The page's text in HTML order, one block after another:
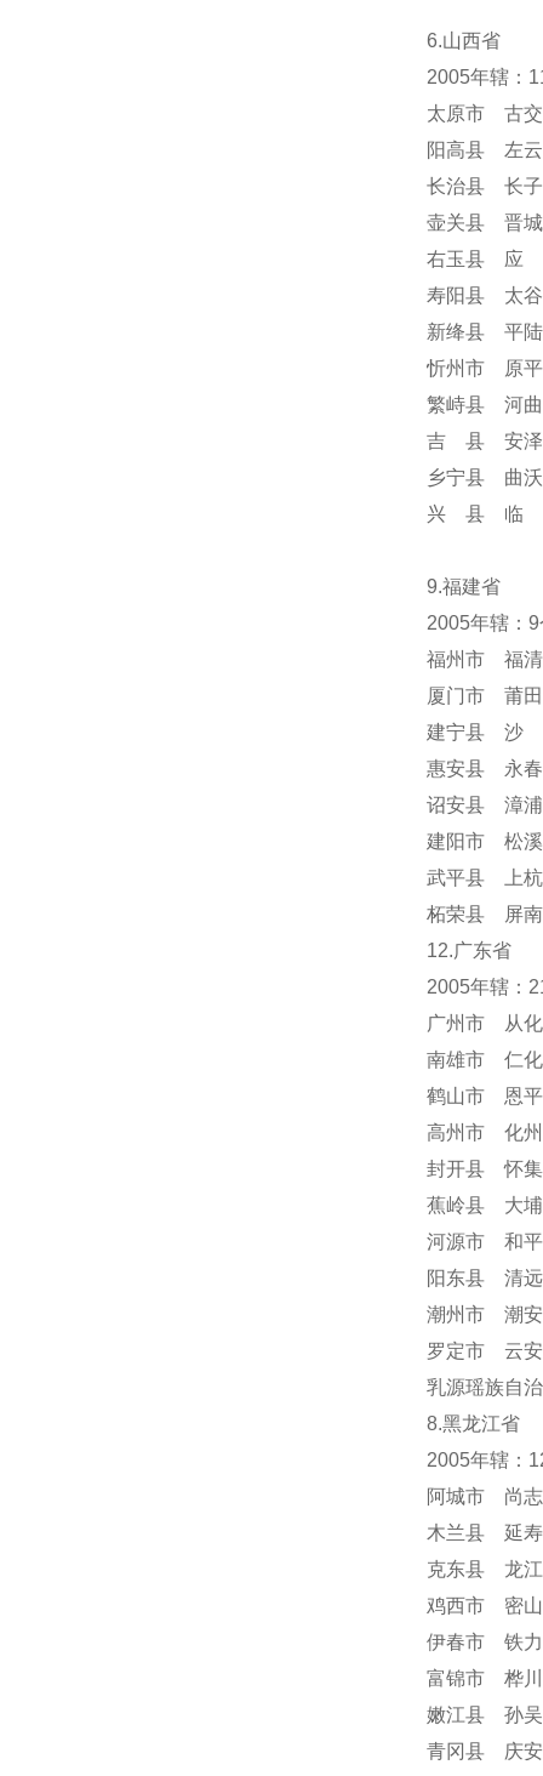
6.山西省
2005年辖：
太原市 古
阳高县 左
长治县 长
壶关县 晋
右玉县 应
寿阳县 太
新绛县 平
忻州市 原
繁峙县 河
吉 县 安
乡宁县 曲
兴 县 临
9.福建省
2005年辖：
福州市 福
厦门市 莆
建宁县 沙
惠安县 永
诏安县 漳
建阳市 松
武平县 上
柘荣县 屏
12.广东省
2005年辖：
广州市 从
南雄市 仁
鹤山市 恩
高州市 化
封开县 怀
蕉岭县 大
河源市 和
阳东县 清
潮州市 潮
罗定市 云
乳源瑶族自
8.黑龙江省
2005年辖：
阿城市 尚
木兰县 延
克东县 龙
鸡西市 密
伊春市 铁
富锦市 桦
嫩江县 孙
青冈县 庆